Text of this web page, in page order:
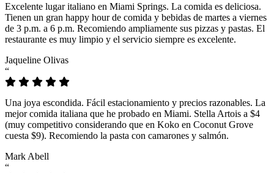
Excelente lugar italiano en Miami Springs. La comida es deliciosa.
Tienen un gran happy hour de comida y bebidas de martes a viernes
de 3 p.m. a 6 p.m. Recomiendo ampliamente sus pizzas y pastas. El
restaurante es muy limpio y el servicio siempre es excelente.
Jaqueline Olivas
“
Una joya escondida. Fácil estacionamiento y precios razonables. La
mejor comida italiana que he probado en Miami. Stella Artois a $4
(muy competitivo considerando que en Koko en Coconut Grove
cuesta $9). Recomiendo la pasta con camarones y salmón.
Mark Abell
“